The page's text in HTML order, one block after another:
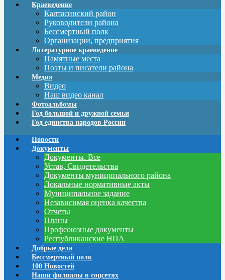
Краеведение
Калтасинский район
Руководители района
Бессмертный полк
Организации, предприятия
Литературное краеведение
Памятные места
Поэты и писатели района
Медиа
Видео
Наш видео канал
Фотоальбомы
Год большой и дружной семьи
Год единства народов России
Новости
Документы
Документы. Все
Устав, Свидетельства
Документы муниципального района
Локальные нормативные акты
Муниципальное задание
Независимая оценка качества
Отчеты
Планы
Профсоюзные документы
Республиканские НПА
Добрые дела
Бессмертный полк
100 Новостей
Наши филиалы в соцсетях